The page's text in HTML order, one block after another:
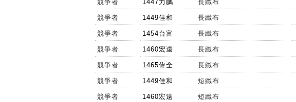
09:22:26
09:00:18
-- --
競爭者 1447力鵬 長纖布
競爭者 1449佳和 長纖布
競爭者 1454台富 長纖布
競爭者 1460宏遠 長纖布
競爭者 1465偉全 長纖布
競爭者 1449佳和 短纖布
競爭者 1460宏遠 短纖布